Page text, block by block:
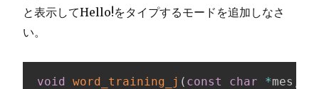
と表示してHello!をタイプするモードを追加しなさ
い。
void word_training_j ( const char *mes